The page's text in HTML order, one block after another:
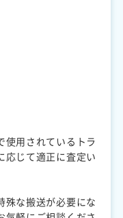
使用されているトラ
応じて適正に査定い
殊な搬送が必要にな